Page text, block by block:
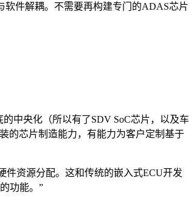
软件解耦。不需要再构建专门的ADAS芯片
中央化（所以有了SDV SoC芯片，以及车
的芯片制造能力，有能力为客户定制基于
件资源分配。这和传统的嵌入式ECU开发
功能。”